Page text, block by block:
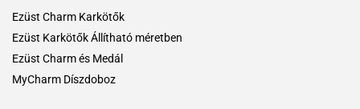
Ezüst Charm Karkötők
Ezüst Karkötők Állítható méretben
Ezüst Charm és Medál
MyCharm Díszdoboz